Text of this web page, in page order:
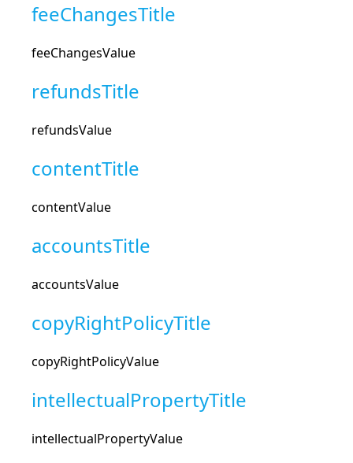
feeChangesTitle
feeChangesValue
refundsTitle
refundsValue
contentTitle
contentValue
accountsTitle
accountsValue
copyRightPolicyTitle
copyRightPolicyValue
intellectualPropertyTitle
intellectualPropertyValue